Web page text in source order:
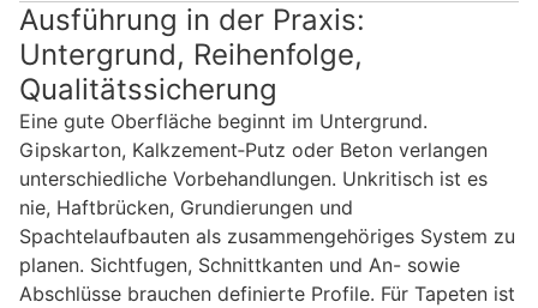
Ausführung in der Praxis:
Untergrund, Reihenfolge,
Qualitätssicherung
Eine gute Oberfläche beginnt im Untergrund.
Gipskarton, Kalkzement‑Putz oder Beton verlangen
unterschiedliche Vorbehandlungen. Unkritisch ist es
nie, Haftbrücken, Grundierungen und
Spachtelaufbauten als zusammengehöriges System zu
planen. Sichtfugen, Schnittkanten und An- sowie
Abschlüsse brauchen definierte Profile. Für Tapeten ist